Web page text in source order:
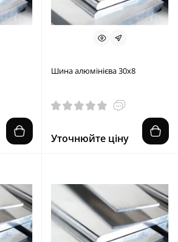
Шина алюмінієва 30х8
Уточнюйте ціну